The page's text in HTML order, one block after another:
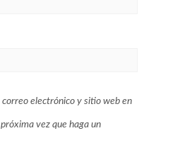
electrónico y sitio web en
vez que haga un